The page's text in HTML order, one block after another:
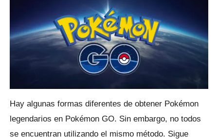
Hay algunas formas diferentes de obtener Pokémon
legendarios en Pokémon GO. Sin embargo, no todos
se encuentran utilizando el mismo método. Sigue